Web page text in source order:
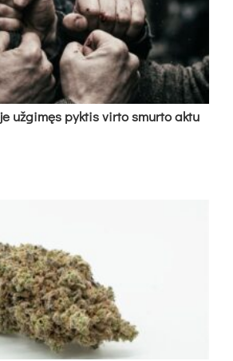
už­gi­męs pyk­tis vir­to smur­to ak­tu